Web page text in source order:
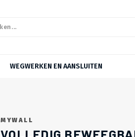
WEGWERKEN EN AANSLUITEN
MYWALL
VOLLEDIG